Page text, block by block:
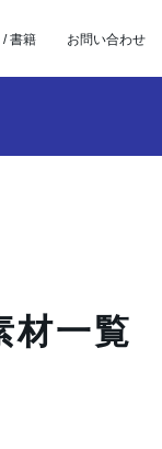
/ 書籍 お問い合わせ
材一覧